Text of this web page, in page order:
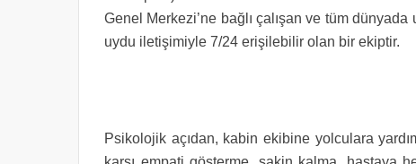
Genel Merkezi’ne bağlı çalışan ve tüm
uydu iletişimiyle 7/24 erişilebilir olan bir ekiptir.
Psikolojik açıdan, kabin ekibine yolculara